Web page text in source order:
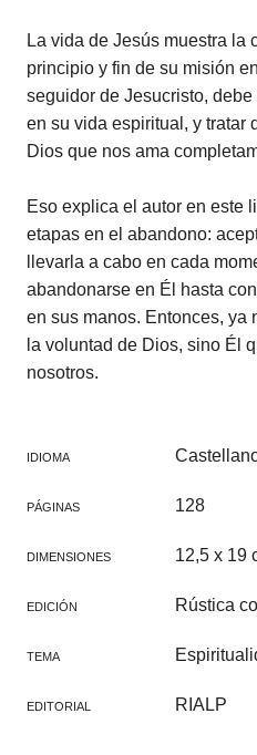
La vida de Jesús muestra la
principio y fin de su misión
seguidor de Jesucristo, debe
en su vida espiritual, y tratar
Dios que nos ama
Eso explica el autor en este
etapas en el abandono:
llevarla a cabo en cada
abandonarse en Él hasta
en sus manos. Entonces, ya
la voluntad de Dios, sino Él
nosotros.
IDIOMA
PÁGINAS 128
DIMENSIONES 12,5 x 19
EDICIÓN Rústica
TEMA
EDITORIAL RIALP